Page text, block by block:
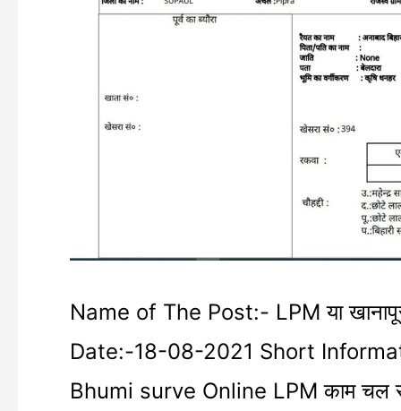
Name of The Post:- LPM या
Date:-18-08-2021 Short
Bhumi surve Online LPM काम चल
surve
LPM
download
Online